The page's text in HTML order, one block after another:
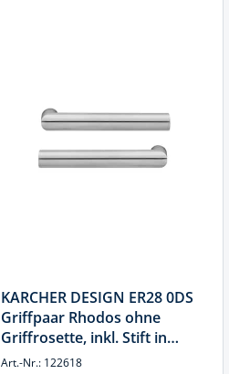
KARCHER DESIGN ER28 0DS
Griffpaar Rhodos ohne
Griffrosette, inkl. Stift in
Edelstahl matt, Edelstahl
Art.-Nr.: 122618